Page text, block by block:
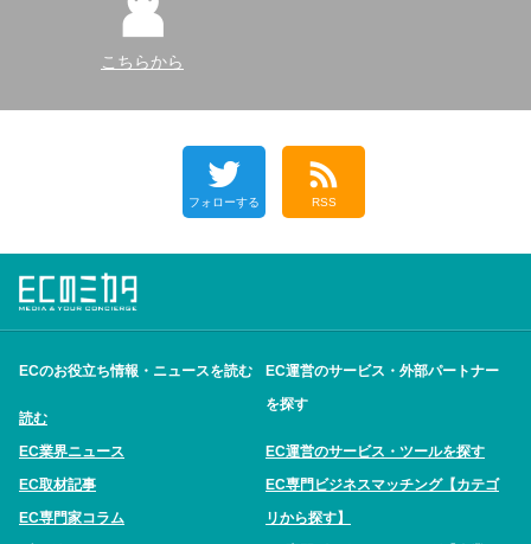
こちらから
フォローする RSS
ECのお役立ち情報・ニュースを読む
読む
EC業界ニュース
EC取材記事
EC専門家コラム
EC運営のサービス・外部パートナー
を探す
EC運営のサービス・ツールを探す
EC専門ビジネスマッチング【カテゴ
リから探す】